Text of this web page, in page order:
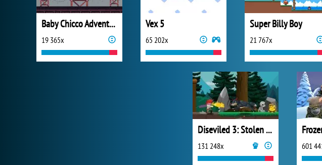
Baby Chicco Adventures
19 365x
Vex 5
65 202x
Super Billy Boy
21 767x
Diseviled 3: Stolen Kingdom
131 248x 601